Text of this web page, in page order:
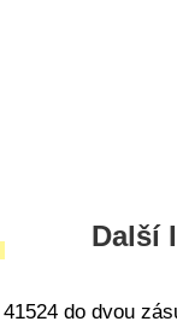
Další
do dvou